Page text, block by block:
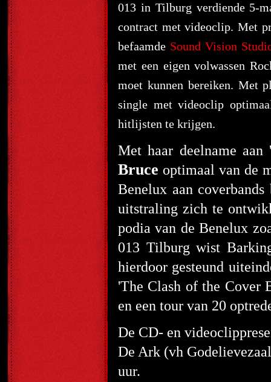
013 in Tilburg verdiende 5-
contract met videoclip. Met
befaamde Sound Vision
met een eigen volwassen
moet kunnen bereiken. Met
single met videoclip
hitlijsten te krijgen.
Met haar deelname
Bruce optimaal van de
Benelux aan
uitstraling zich te
podia van de Benelux
013 Tilburg wist
hierdoor gesteund
'The Clash of the Cover
en een tour van 20
De CD- en
De Ark (vh
uur.